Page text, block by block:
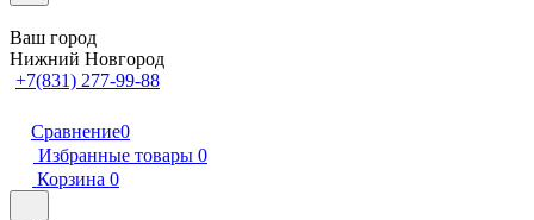
Ваш город
Нижний Новгород
+7(831) 277-99-88
Сравнение0
Избранные товары 0
Корзина 0